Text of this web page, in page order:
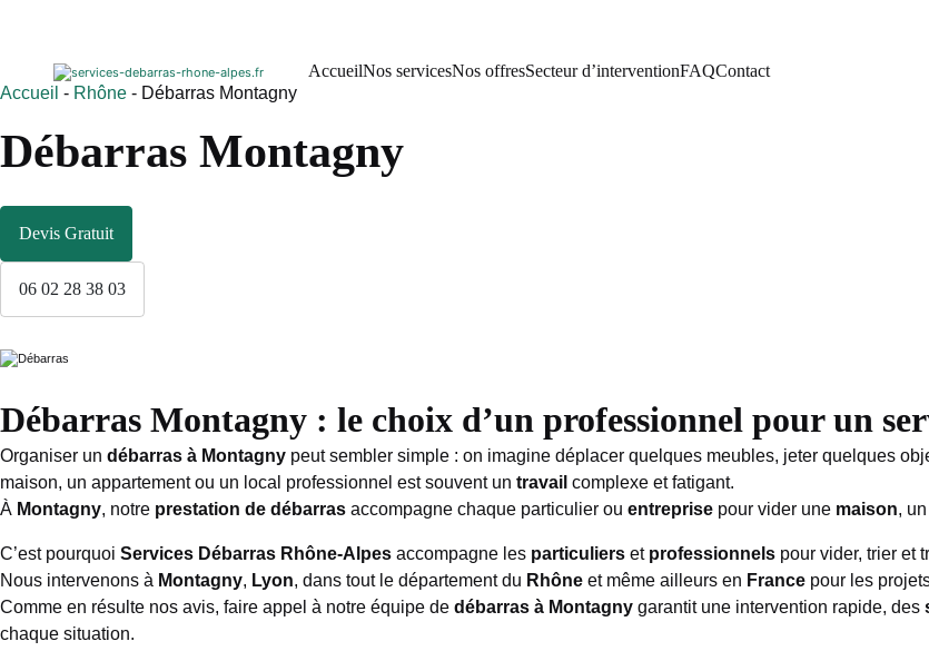
AccueilNos servicesNos offresSecteur d’interventionFAQContact
Accueil - Rhône - Débarras Montagny
Débarras Montagny
Devis Gratuit
06 02 28 38 03
Débarras Montagny : le choix d’un professionnel pour un
Organiser un débarras à Montagny peut sembler simple : on imagine déplacer quelques meubles, jeter quelques
maison, un appartement ou un local professionnel est souvent un travail complexe et fatigant.
À Montagny, notre prestation de débarras accompagne chaque particulier ou entreprise pour vider une maison, un
C’est pourquoi Services Débarras Rhône-Alpes accompagne les particuliers et professionnels pour vider, trier et
Nous intervenons à Montagny, Lyon, dans tout le département du Rhône et même ailleurs en France pour les
Comme en résulte nos avis, faire appel à notre équipe de débarras à Montagny garantit une intervention rapide, des
chaque situation.